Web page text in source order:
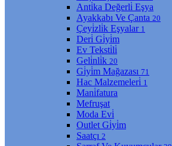
Anti̇ka Değerli̇ Eşya
Ayakkabı Ve Çanta 20
Çeyi̇zli̇k Eşyalar 1
Deri̇ Gi̇yi̇m
Ev Teksti̇li̇
Geli̇nli̇k 20
Gi̇yi̇m Mağazası 71
Hac Malzemeleri̇ 1
Mani̇fatura
Mefruşat
Moda Evi̇
Outlet Gi̇yi̇m
Saatçı 2